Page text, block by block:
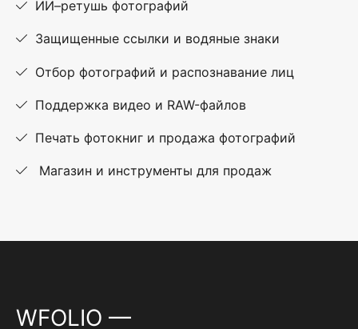
ИИ–ретушь фотографий
Защищенные ссылки и водяные знаки
Отбор фотографий и распознавание лиц
Поддержка видео и RAW-файлов
Печать фотокниг и продажа фотографий
Магазин и инструменты для продаж
WFOLIO —